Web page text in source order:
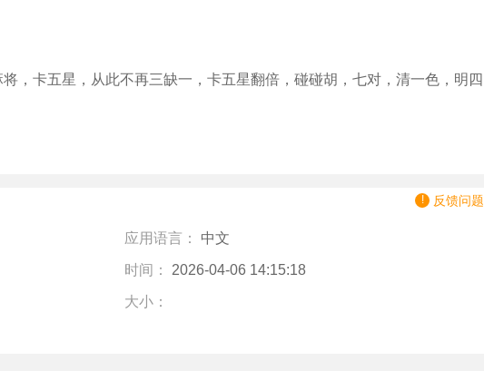
，卡五星，从此不再三缺一，卡五星翻倍，碰碰胡，七对，清一色，明四
反馈问题
应用语言： 中文
时间： 2026-04-06 14:15:18
大小：